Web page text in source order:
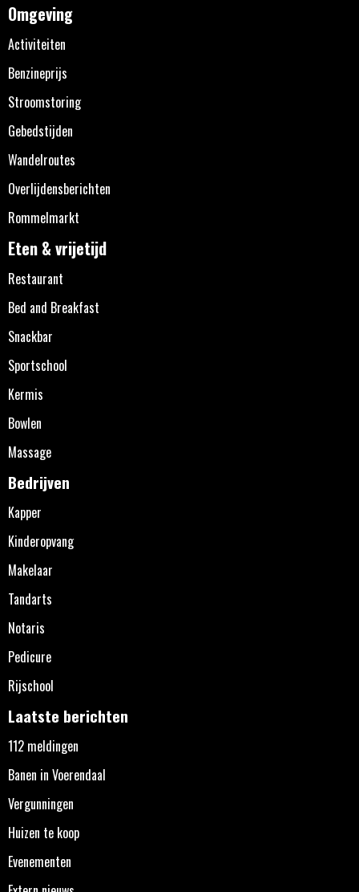
Omgeving
Activiteiten
Benzineprijs
Stroomstoring
Gebedstijden
Wandelroutes
Overlijdensberichten
Rommelmarkt
Eten & vrijetijd
Restaurant
Bed and Breakfast
Snackbar
Sportschool
Kermis
Bowlen
Massage
Bedrijven
Kapper
Kinderopvang
Makelaar
Tandarts
Notaris
Pedicure
Rijschool
Laatste berichten
112 meldingen
Banen in Voerendaal
Vergunningen
Huizen te koop
Evenementen